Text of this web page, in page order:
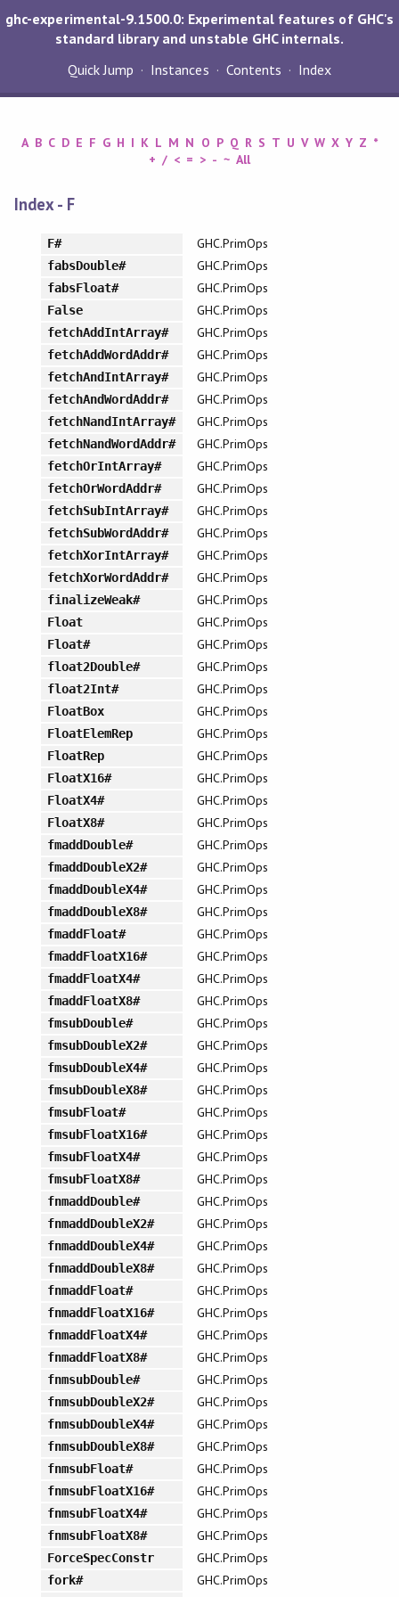
ghc-experimental-9.1500.0: Experimental features of GHC's
standard library and unstable GHC internals.
Quick Jump
Instances Contents Index
A B C D E F G H I K L M N O P Q R S T U V W X Y Z *
+ / < = > - ~ All
Index - F
F# GHC.PrimOps
fabsDouble# GHC.PrimOps
fabsFloat# GHC.PrimOps
False GHC.PrimOps
fetchAddIntArray# GHC.PrimOps
fetchAddWordAddr# GHC.PrimOps
fetchAndIntArray# GHC.PrimOps
fetchAndWordAddr# GHC.PrimOps
fetchNandIntArray# GHC.PrimOps
fetchNandWordAddr# GHC.PrimOps
fetchOrIntArray# GHC.PrimOps
fetchOrWordAddr# GHC.PrimOps
fetchSubIntArray# GHC.PrimOps
fetchSubWordAddr# GHC.PrimOps
fetchXorIntArray# GHC.PrimOps
fetchXorWordAddr# GHC.PrimOps
finalizeWeak# GHC.PrimOps
Float GHC.PrimOps
Float# GHC.PrimOps
float2Double# GHC.PrimOps
float2Int# GHC.PrimOps
FloatBox GHC.PrimOps
FloatElemRep GHC.PrimOps
FloatRep GHC.PrimOps
FloatX16# GHC.PrimOps
FloatX4# GHC.PrimOps
FloatX8# GHC.PrimOps
fmaddDouble# GHC.PrimOps
fmaddDoubleX2# GHC.PrimOps
fmaddDoubleX4# GHC.PrimOps
fmaddDoubleX8# GHC.PrimOps
fmaddFloat# GHC.PrimOps
fmaddFloatX16# GHC.PrimOps
fmaddFloatX4# GHC.PrimOps
fmaddFloatX8# GHC.PrimOps
fmsubDouble# GHC.PrimOps
fmsubDoubleX2# GHC.PrimOps
fmsubDoubleX4# GHC.PrimOps
fmsubDoubleX8# GHC.PrimOps
fmsubFloat# GHC.PrimOps
fmsubFloatX16# GHC.PrimOps
fmsubFloatX4# GHC.PrimOps
fmsubFloatX8# GHC.PrimOps
fnmaddDouble# GHC.PrimOps
fnmaddDoubleX2# GHC.PrimOps
fnmaddDoubleX4# GHC.PrimOps
fnmaddDoubleX8# GHC.PrimOps
fnmaddFloat# GHC.PrimOps
fnmaddFloatX16# GHC.PrimOps
fnmaddFloatX4# GHC.PrimOps
fnmaddFloatX8# GHC.PrimOps
fnmsubDouble# GHC.PrimOps
fnmsubDoubleX2# GHC.PrimOps
fnmsubDoubleX4# GHC.PrimOps
fnmsubDoubleX8# GHC.PrimOps
fnmsubFloat# GHC.PrimOps
fnmsubFloatX16# GHC.PrimOps
fnmsubFloatX4# GHC.PrimOps
fnmsubFloatX8# GHC.PrimOps
ForceSpecConstr GHC.PrimOps
fork# GHC.PrimOps